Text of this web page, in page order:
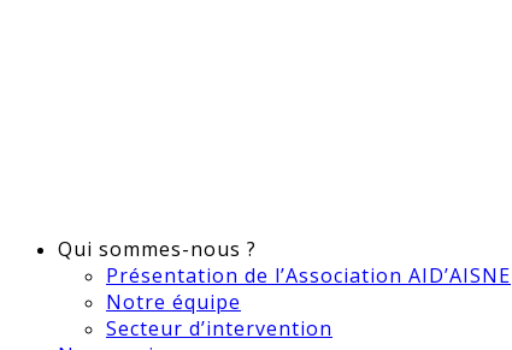
Qui sommes-nous ?
Présentation de l’Association AID’AISNE
Notre équipe
Secteur d’intervention